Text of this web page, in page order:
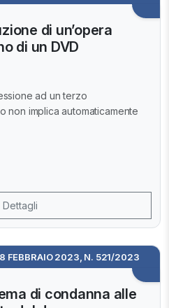
di un’opera
di un DVD
ad un terzo
non implica automaticamente
Dettagli
FEBBRAIO 2023, N. 521/2023
di condanna alle